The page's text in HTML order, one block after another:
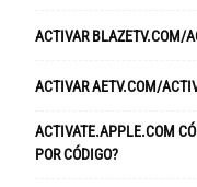
ACTIVAR BLAZETV.COM/
ACTIVAR AETV.COM/
ACTIVATE.APPLE.COM
POR CÓDIGO?